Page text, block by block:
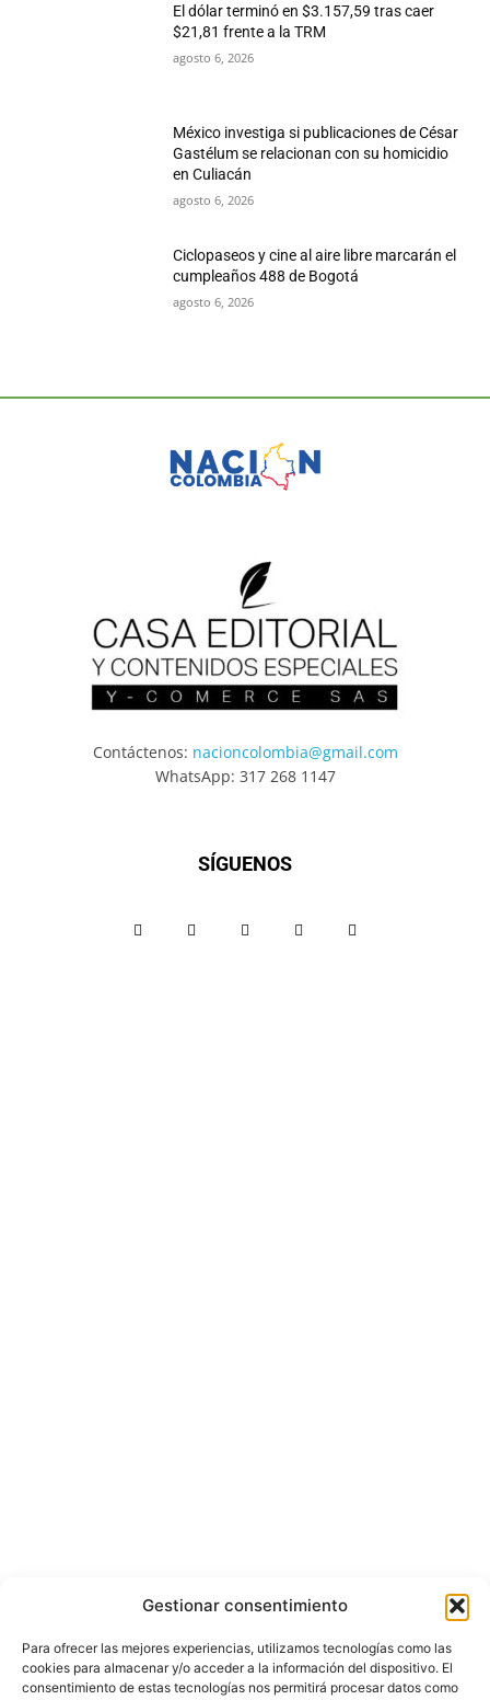
Gestionar consentimiento
Para ofrecer las mejores experiencias, utilizamos tecnologías como las
cookies para almacenar y/o acceder a la información del dispositivo. El
consentimiento de estas tecnologías nos permitirá procesar datos como
El dólar terminó en $3.157,59 tras caer
$21,81 frente a la TRM
agosto 6, 2026
México investiga si publicaciones de César
Gastélum se relacionan con su homicidio
en Culiacán
agosto 6, 2026
Ciclopaseos y cine al aire libre marcarán el
cumpleaños 488 de Bogotá
agosto 6, 2026
Contáctenos: nacioncolombia@gmail.com
WhatsApp: 317 268 1147
SÍGUENOS